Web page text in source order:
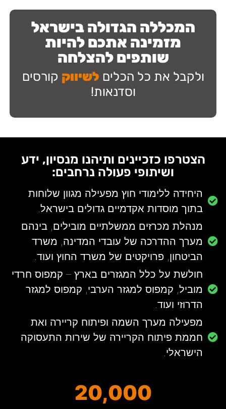
המכללה הגדולה בישראל
מזמינה אתכם להיות
שותפים להצלחה
ולקבל את כל הכלים לשיווק קורסים
וסדנאות!
הצטרפו כזכיינים ותיהנו מנסיון, ידע
ושיתופי פעולה נרחבים:
היחידה ללימודי חוץ מפעילה מגוון שלוחות
בתוך מוסדות אקדמיים גדולים בישראל.
מנהלת מכרזים ממשלתיים מובילים, בינהם
מערך ההדרכה של עובדי המדינה, משרד
הביטחון, פרויקטים של משרד החוץ ועוד.
חולשת על כלל המגזרים בארץ – קמפוס חרדי
מוביל, קמפוס למגזר הערבי, קמפוס למגזר
הדרוזי ועוד.
מפעילה מערך השמה ופיתוח קריירה ואת
חממת פיתוח הקריירה של שירות התעסוקה
הישראלי.
20,000